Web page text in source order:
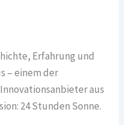
Erfahrung und
– einem der
aus
24 Stunden Sonne.